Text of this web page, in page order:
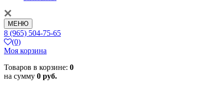
МЕНЮ
8 (965) 504-75-65
(0)
Моя корзина
Товаров в корзине: 0
на сумму 0 руб.